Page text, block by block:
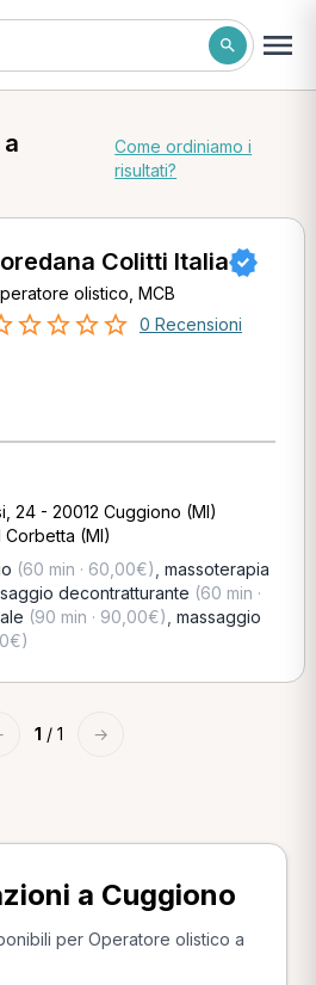
Come ordiniamo i
risultati?
Colitti Italia
olistico, MCB
0 Recensioni
24 - 20012 Cuggiono (MI)
Corbetta (MI)
(60 min · 60,00€) massoterapia
decontratturante (60 min ·
(90 min · 90,00€) massaggio
1 / 1 →
a Cuggiono
per Operatore olistico a